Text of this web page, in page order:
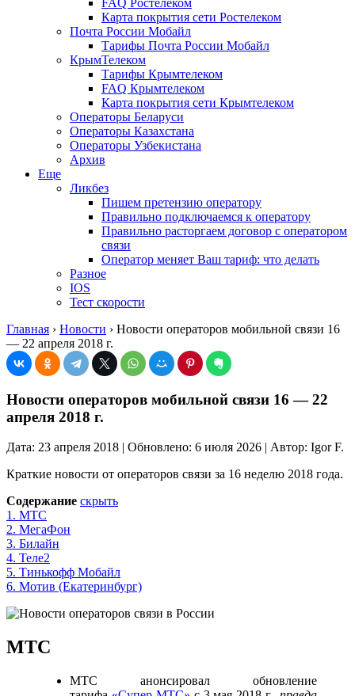
FAQ Ростелеком
Карта покрытия сети Ростелеком
Почта России Мобайл
Тарифы Почта России Мобайл
КрымТелеком
Тарифы Крымтелеком
FAQ Крымтелеком
Карта покрытия сети Крымтелеком
Операторы Беларуси
Операторы Казахстана
Операторы Узбекистана
Архив
Еще
Ликбез
Пишем претензию оператору
Правильно подключаемся к оператору
Правильно расторгаем договор с оператором
связи
Оператор меняет Ваш тариф: что делать
Разное
IOS
Тест скорости
Главная › Новости › Новости операторов мобильной связи 16
— 22 апреля 2018 г.
Новости операторов мобильной связи 16 — 22
апреля 2018 г.
Дата: 23 апреля 2018 | Обновлено: 6 июля 2026 | Автор: Igor F.
Краткие новости от операторов связи за 16 неделю 2018 года.
Содержание скрыть
1. МТС
2. МегаФон
3. Билайн
4. Теле2
5. Тинькофф Мобайл
6. Мотив (Екатеринбург)
МТС
МТС анонсировал обновление